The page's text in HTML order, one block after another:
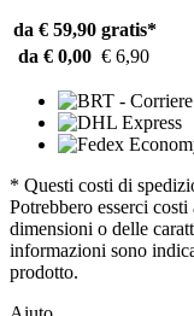
da € 59,90 gratis*
da € 0,00 € 6,90
* Questi costi di
Potrebbero esserci
dimensioni o delle
informazioni sono
prodotto.